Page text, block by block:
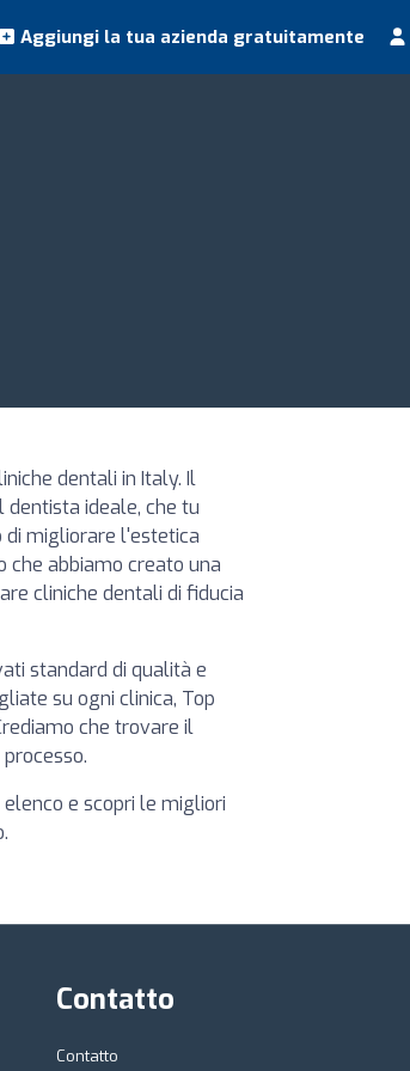
Aggiungi la tua azienda gratuitamente
dentali in Italy. Il
ideale, che tu
di migliorare l'estetica
che abbiamo creato una
cliniche dentali di fiducia
standard di qualità e
su ogni clinica, Top
che trovare il
e scopri le migliori
Contatto
Contatto